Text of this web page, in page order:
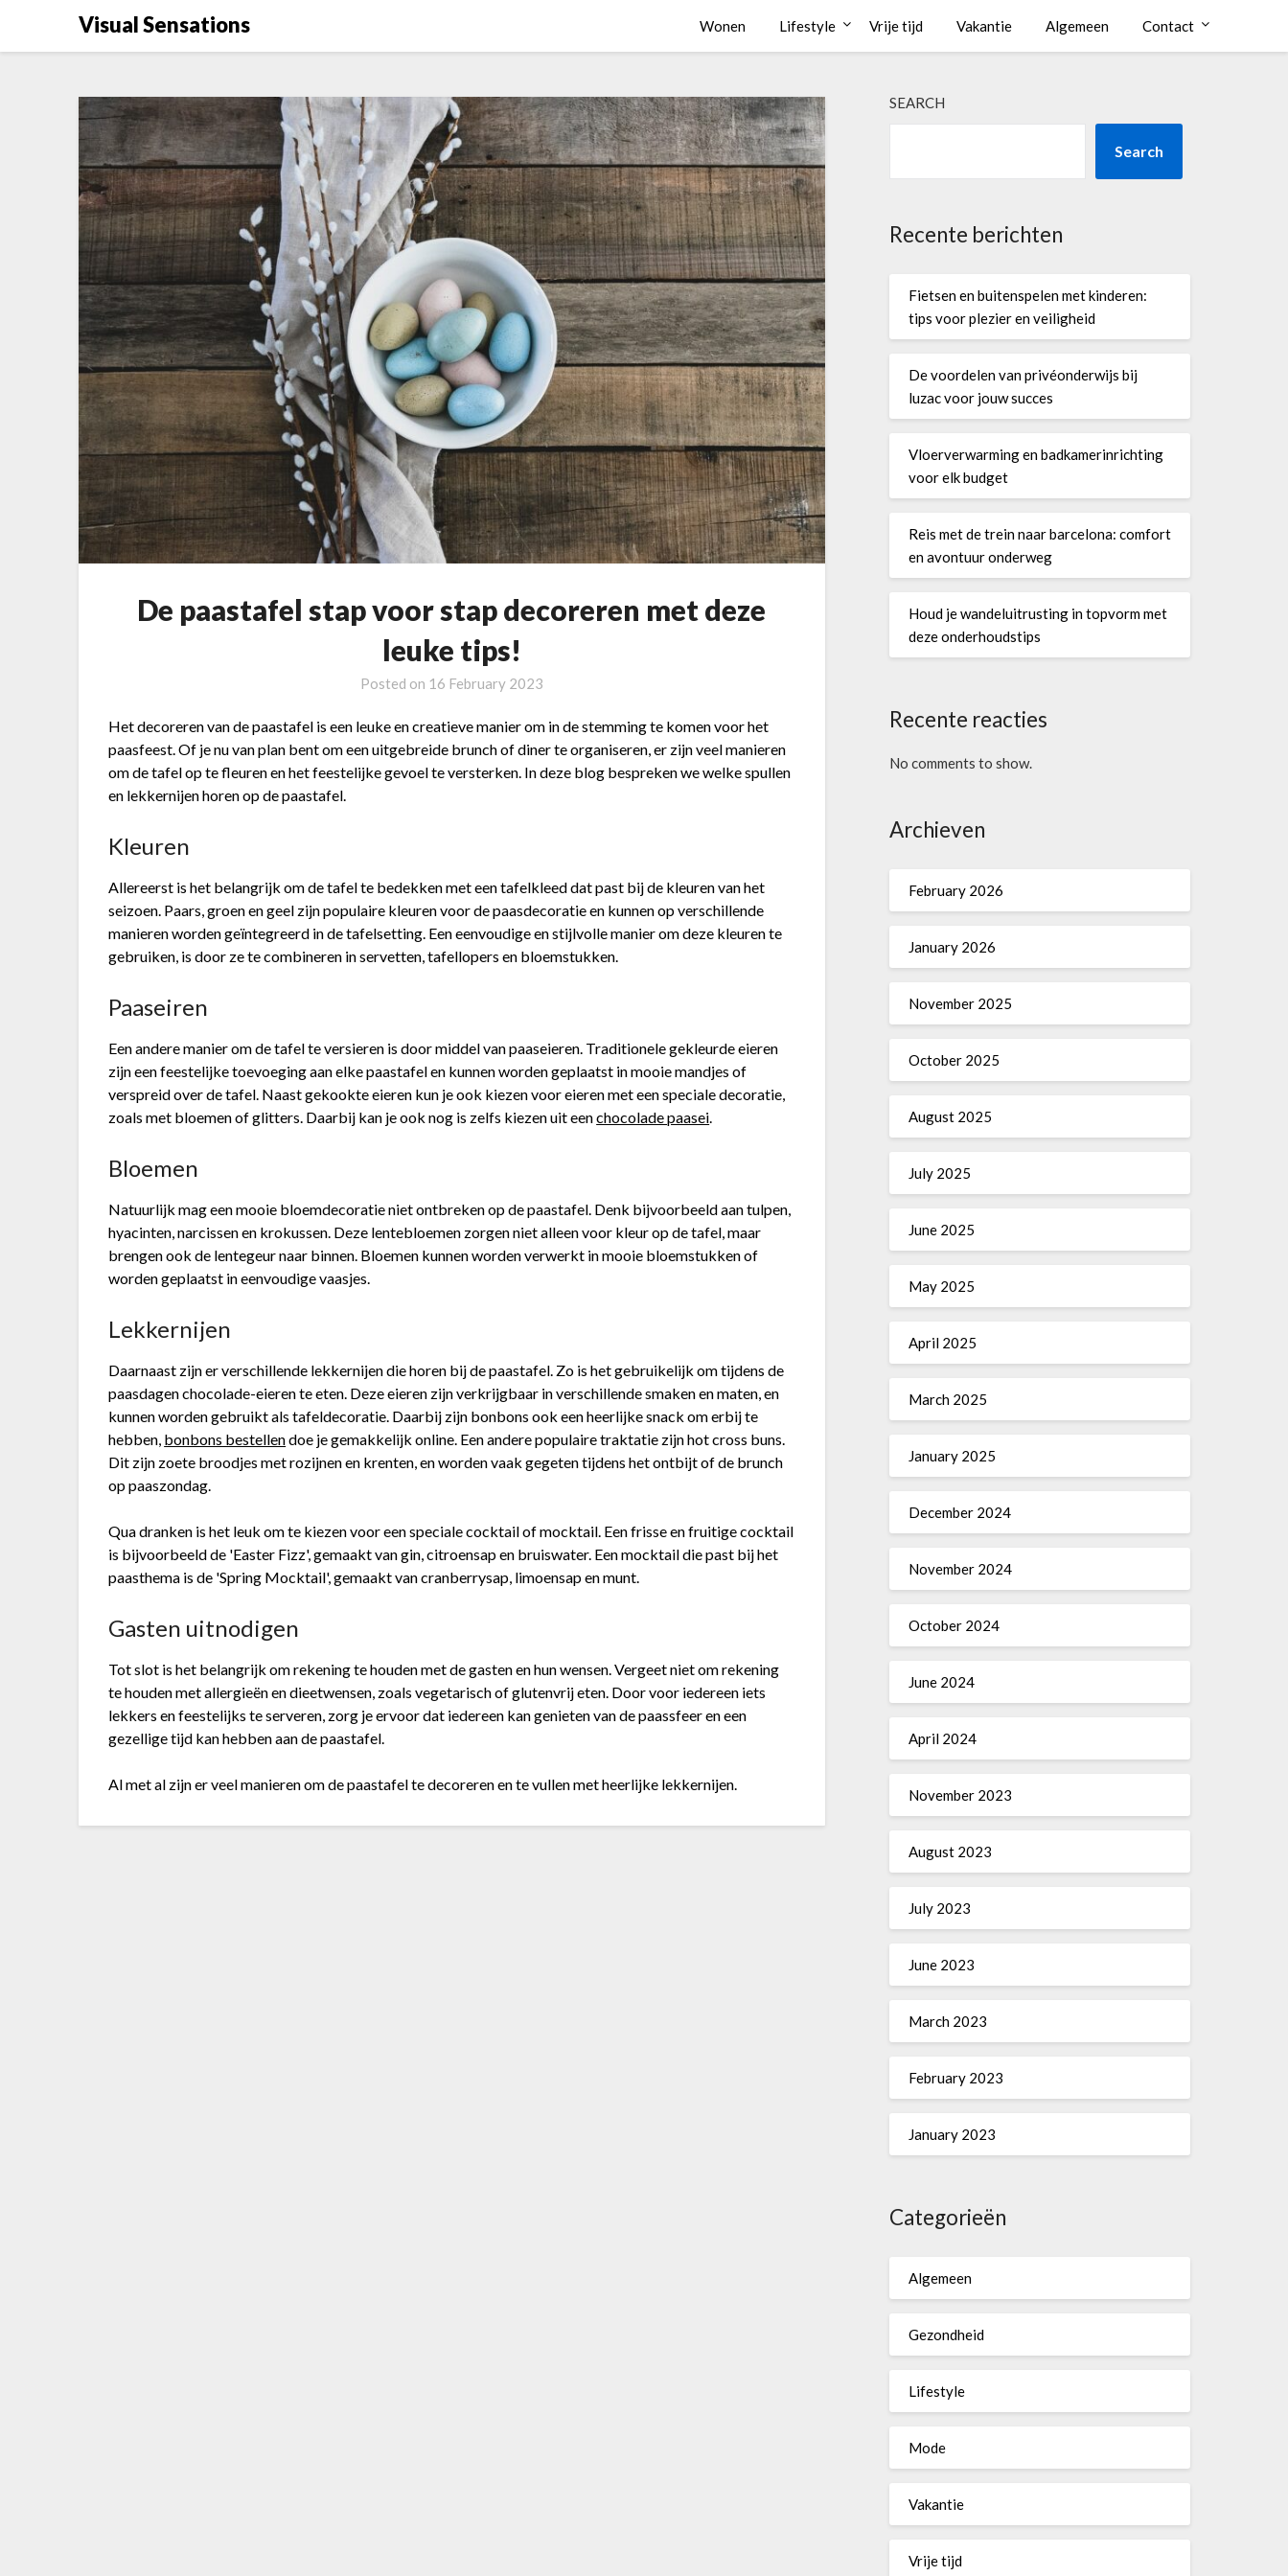
Visual Sensations Wonen Lifestyle Vrije tijd Vakantie Algemeen Contact
De paastafel stap voor stap decoreren met deze
leuke tips!
Posted on 16 February 2023
Het decoreren van de paastafel is een leuke en creatieve manier om in de stemming te komen voor het
paasfeest. Of je nu van plan bent om een uitgebreide brunch of diner te organiseren, er zijn veel manieren
om de tafel op te fleuren en het feestelijke gevoel te versterken. In deze blog bespreken we welke spullen
en lekkernijen horen op de paastafel.
Kleuren
Allereerst is het belangrijk om de tafel te bedekken met een tafelkleed dat past bij de kleuren van het
seizoen. Paars, groen en geel zijn populaire kleuren voor de paasdecoratie en kunnen op verschillende
manieren worden geïntegreerd in de tafelsetting. Een eenvoudige en stijlvolle manier om deze kleuren te
gebruiken, is door ze te combineren in servetten, tafellopers en bloemstukken.
Paaseiren
Een andere manier om de tafel te versieren is door middel van paaseieren. Traditionele gekleurde eieren
zijn een feestelijke toevoeging aan elke paastafel en kunnen worden geplaatst in mooie mandjes of
verspreid over de tafel. Naast gekookte eieren kun je ook kiezen voor eieren met een speciale decoratie,
zoals met bloemen of glitters. Daarbij kan je ook nog is zelfs kiezen uit eenchocolade paasei
Bloemen
Natuurlijk mag een mooie bloemdecoratie niet ontbreken op de paastafel. Denk bijvoorbeeld aan tulpen,
hyacinten, narcissen en krokussen. Deze lentebloemen zorgen niet alleen voor kleur op de tafel, maar
brengen ook de lentegeur naar binnen. Bloemen kunnen worden verwerkt in mooie bloemstukken of
worden geplaatst in eenvoudige vaasjes.
Lekkernijen
Daarnaast zijn er verschillende lekkernijen die horen bij de paastafel. Zo is het gebruikelijk om tijdens de
paasdagen chocolade-eieren te eten. Deze eieren zijn verkrijgbaar in verschillende smaken en maten, en
kunnen worden gebruikt als tafeldecoratie. Daarbij zijn bonbons ook een heerlijke snack om erbij te
hebben, bonbons bestellendoe je gemakkelijk online. Een andere populaire traktatie zijn hot cross buns.
Dit zijn zoete broodjes met rozijnen en krenten, en worden vaak gegeten tijdens het ontbijt of de brunch
op paaszondag.
Qua dranken is het leuk om te kiezen voor een speciale cocktail of mocktail. Een frisse en fruitige cocktail
is bijvoorbeeld de 'Easter Fizz', gemaakt van gin, citroensap en bruiswater. Een mocktail die past bij het
paasthema is de 'Spring Mocktail', gemaakt van cranberrysap, limoensap en munt.
Gasten uitnodigen
Tot slot is het belangrijk om rekening te houden met de gasten en hun wensen. Vergeet niet om rekening
te houden met allergieën en dieetwensen, zoals vegetarisch of glutenvrij eten. Door voor iedereen iets
lekkers en feestelijks te serveren, zorg je ervoor dat iedereen kan genieten van de paassfeer en een
gezellige tijd kan hebben aan de paastafel.
Al met al zijn er veel manieren om de paastafel te decoreren en te vullen met heerlijke lekkernijen.
SEARCH
Search
Recente berichten
Fietsen en buitenspelen met kinderen:
tips voor plezier en veiligheid
De voordelen van privéonderwijs bij
luzac voor jouw succes
Vloerverwarming en badkamerinrichting
voor elk budget
Reis met de trein naar barcelona: comfort
en avontuur onderweg
Houd je wandeluitrusting in topvorm met
deze onderhoudstips
Recente reacties
No comments to show.
Archieven
February 2026
January 2026
November 2025
October 2025
August 2025
July 2025
June 2025
May 2025
April 2025
March 2025
January 2025
December 2024
November 2024
October 2024
June 2024
April 2024
November 2023
August 2023
July 2023
June 2023
March 2023
February 2023
January 2023
Categorieën
Algemeen
Gezondheid
Lifestyle
Mode
Vakantie
Vrije tijd